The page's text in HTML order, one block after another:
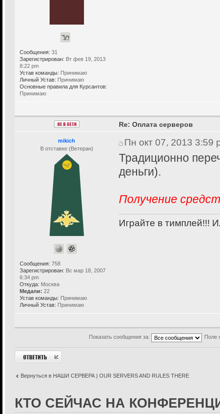
Сообщения: 31
Зарегистрирован: Вт фев 19, 2013
8:22 pm
Устав команды: Принимаю
Личный Устав: Принимаю
Основные правила для Курсантов:
Принимаю
mikich
В отставке (Ветеран)
Сообщения: 758
Зарегистрирован: Вс мар 18, 2007
6:34 pm
Откуда: Москва
Медали: 22
Устав команды: Принимаю
Личный Устав: Принимаю
Re: Оплата серверов
Пн окт 07, 2013 3:59
Традиционно
деньги).
Получение
Играйте в тимплей!!!
Показать сообщения за: Поле
Ответить
Вернуться в НАШИ СЕРВЕРА | OUR SERVERS AND RULES THERE
КТО СЕЙЧАС НА